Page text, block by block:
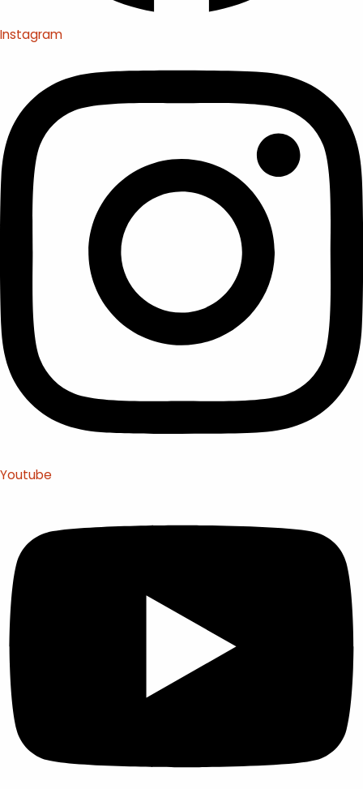
Instagram
Youtube